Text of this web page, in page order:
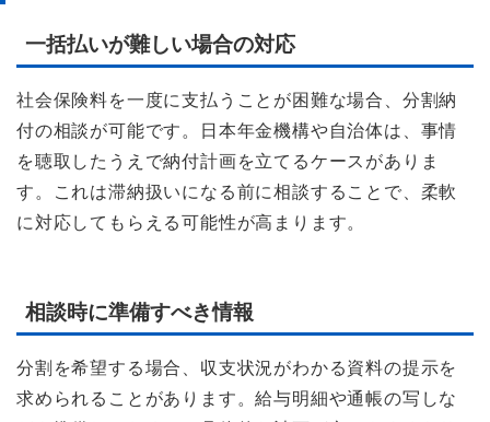
一括払いが難しい場合の対応
社会保険料を一度に支払うことが困難な場合、分割納
付の相談が可能です。日本年金機構や自治体は、事情
を聴取したうえで納付計画を立てるケースがありま
す。これは滞納扱いになる前に相談することで、柔軟
に対応してもらえる可能性が高まります。
相談時に準備すべき情報
分割を希望する場合、収支状況がわかる資料の提示を
求められることがあります。給与明細や通帳の写しな